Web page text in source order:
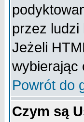
przez ludzi
Jeżeli
wybierając
Powrót do
Czym są